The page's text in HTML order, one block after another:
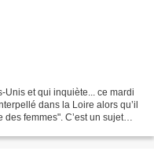
Unis et qui inquiète... ce mardi
dans la Loire alors qu’il
femmes". C’est un sujet